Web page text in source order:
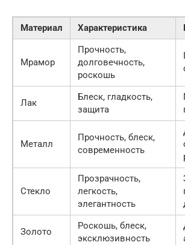
Материал Характеристика
Мрамор
Прочность,
долговечность,
роскошь
Лак
Блеск, гладкость,
защита
Металл
Прочность, блеск,
современность
Стекло
Прозрачность,
легкость,
элегантность
Золото
Роскошь, блеск,
эксклюзивность